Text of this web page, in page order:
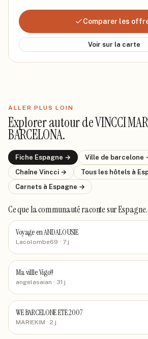
Comparer les
Voir sur la carte
ALLER PLUS LOIN
Explorer autour deVINCCI
BARCELONA.
Fiche Espagne → Ville de barcelone
Chaîne Vincci → Tous les hôtels à
Carnets à Espagne →
Ce que la communauté racontesur Espagne.
Voyage en ANDALOUSIE
Lacolombe69 · 7 j
Ma villle Vigo!!
angelasaian · 31 j
WE BARCELONE ETE 2007
MARIEKIM · 2 j